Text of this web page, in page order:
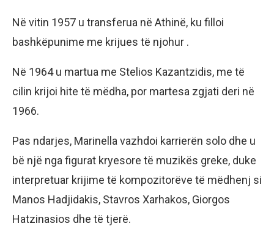
Në vitin 1957 u transferua në Athinë, ku filloi
bashkëpunime me krijues të njohur .
Në 1964 u martua me Stelios Kazantzidis, me të
cilin krijoi hite të mëdha, por martesa zgjati deri në
1966.
Pas ndarjes, Marinella vazhdoi karrierën solo dhe u
bë një nga figurat kryesore të muzikës greke, duke
interpretuar krijime të kompozitorëve të mëdhenj si
Manos Hadjidakis, Stavros Xarhakos, Giorgos
Hatzinasios dhe të tjerë.